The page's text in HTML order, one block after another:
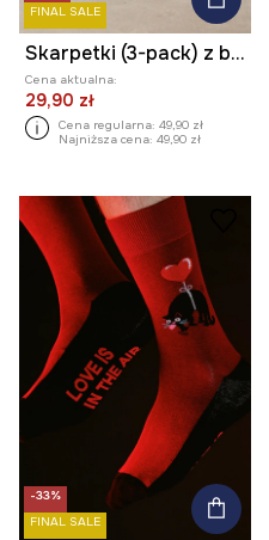
FINAL SALE
Skarpetki (3-pack) z bawełną męskie z ozdobnym haftem w samochody
Cena aktualna:
29,90 zł
Cena regularna: 49,90 zł
Najniższa cena: 49,90 zł
-33%
FINAL SALE